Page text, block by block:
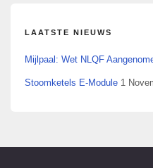
LAATSTE NIEUWS
Mijlpaal: Wet NLQF
Stoomketels E-Module 1